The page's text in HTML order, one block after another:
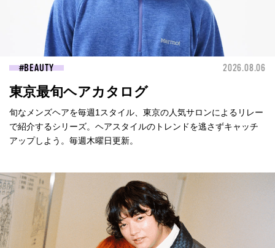
BEAUTY 2026.08.06
東京最旬ヘアカタログ
旬なメンズヘアを毎週1スタイル、東京の人気サロンによるリレー
で紹介するシリーズ。ヘアスタイルのトレンドを逃さずキャッチ
アップしよう。毎週木曜日更新。